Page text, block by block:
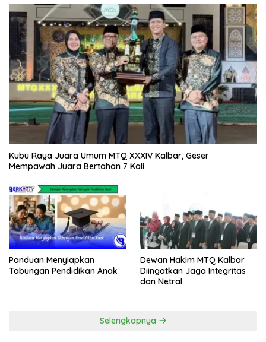
Kubu Raya Juara Umum MTQ XXXIV Kalbar, Geser
Mempawah Juara Bertahan 7 Kali
Panduan Menyiapkan
Tabungan Pendidikan Anak
Dewan Hakim MTQ Kalbar
Diingatkan Jaga Integritas
dan Netral
Selengkapnya